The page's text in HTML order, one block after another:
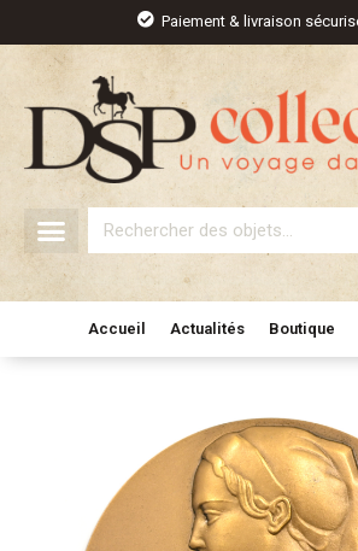
contenu
Paiement & livraison
Rechercher
Accueil Actualités Boutique